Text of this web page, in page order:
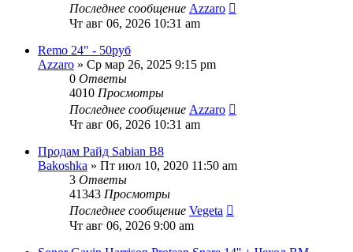
Последнее сообщение Azzaro
Чт авг 06, 2026 10:31 am
Remo 24" - 50pyб
Azzaro » Ср мар 26, 2025 9:15 pm
0 Ответы
4010 Просмотры
Последнее сообщение Azzaro
Чт авг 06, 2026 10:31 am
Продам Райд Sabian B8
Bakoshka » Пт июл 10, 2020 11:50 am
3 Ответы
41343 Просмотры
Последнее сообщение Vegeta
Чт авг 06, 2026 9:00 am